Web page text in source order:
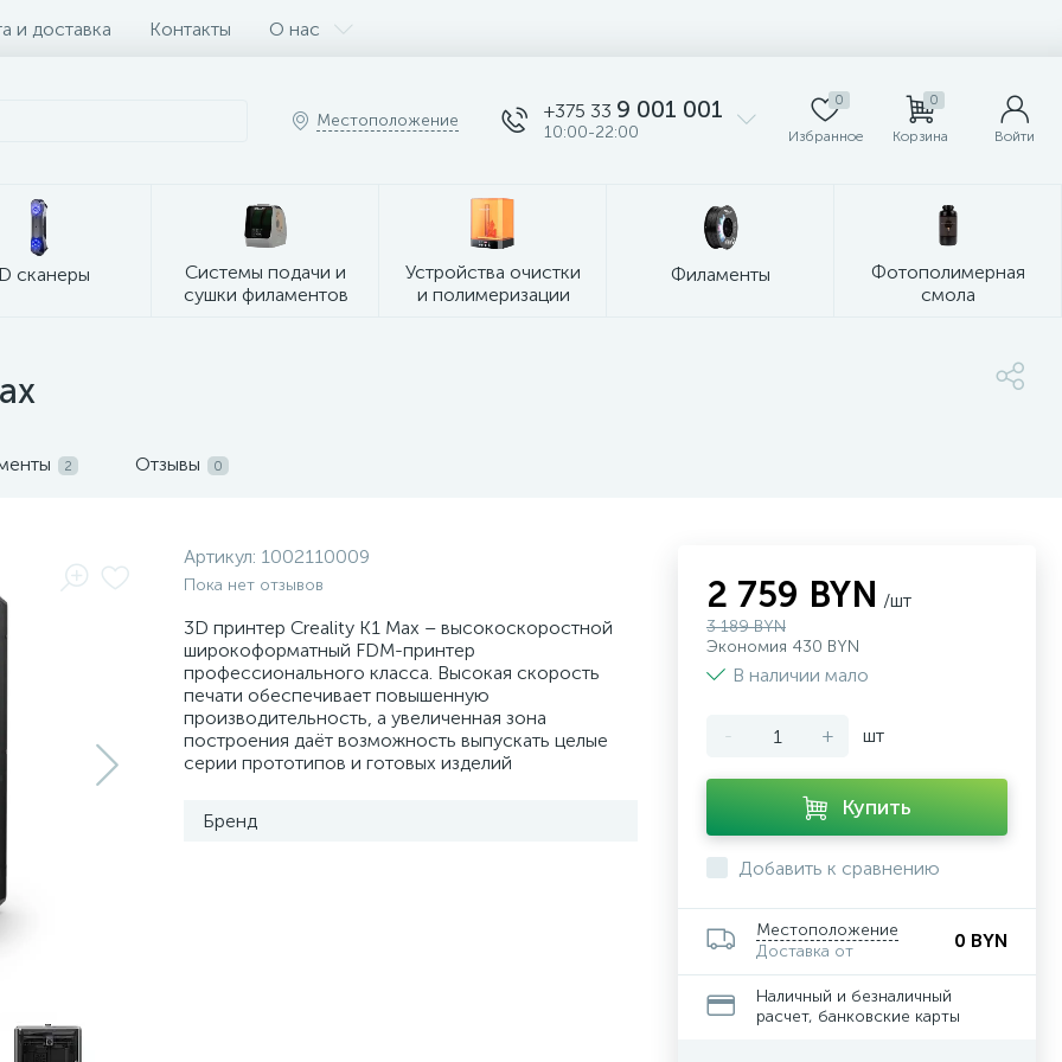
и доставка Контакты О нас
Местоположение +375 33 9 001 001
10:00-22:00
0
Избранное
0
Корзина Войти
сканеры
Системы подачи и
сушки филаментов
Устройства очистки
и полимеризации
Филаменты
Фотополимерная
смола
2 Отзывы 0
Артикул: 1002110009
Пока нет отзывов
3D принтер Creality K1 Max – высокоскоростной
широкоформатный FDM-принтер
профессионального класса. Высокая скорость
печати обеспечивает повышенную
производительность, а увеличенная зона
построения даёт возможность выпускать целые
серии прототипов и готовых изделий
Бренд
2 759 BYN /шт
3 189 BYN
Экономия 430 BYN
В наличии мало
- + шт
Купить
Добавить к сравнению
Местоположение
Доставка от
0 BYN
Наличный и безналичный
расчет, банковские карты